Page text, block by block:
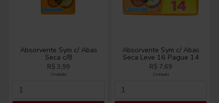
Absorvente Sym c/ Abas
Seca c/8
R$ 3,99
(Unidade)
Absorvente Sym c/ Abas
Seca Leve 16 Pague 14
R$ 7,69
(Unidade)